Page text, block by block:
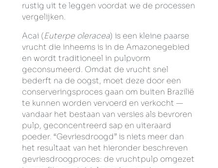
rustig uit te leggen voordat we de processen
vergelijken.
Acai (Euterpe oleracea) is een kleine paarse
vrucht die inheems is in de Amazonegebied
en wordt traditioneel in pulpvorm
geconsumeerd. Omdat de vrucht snel
bederft na de oogst, moet deze door een
conserveringsproces gaan om buiten Brazilië
te kunnen worden vervoerd en verkocht —
vandaar het bestaan van versies als bevroren
pulp, geconcentreerd sap en uiteraard
poeder. “Gevriesdroogd” is niets meer dan
het resultaat van het hieronder beschreven
gevriesdroogproces: de vruchtpulp omgezet